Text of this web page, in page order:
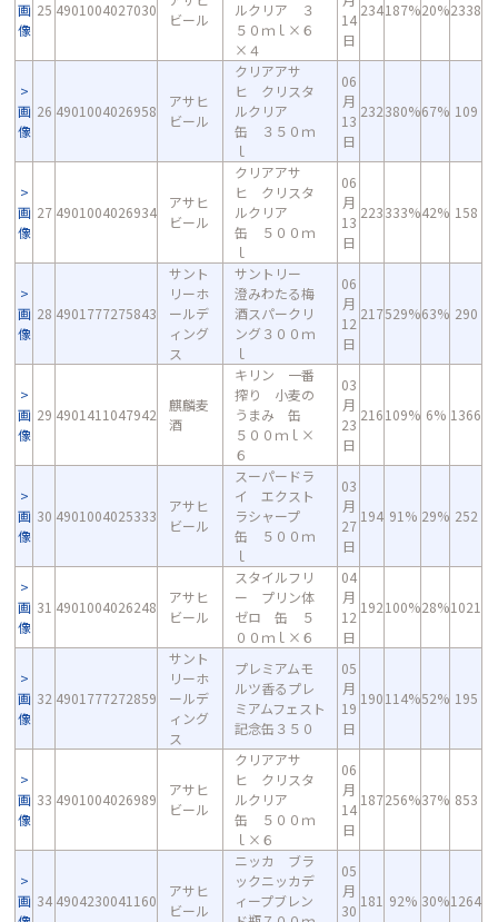
画
像
25 4901004027030
ビール
ルクリア ３
５０ｍｌ×６
×４
14
日
234187%20%2338
画
像
26 4901004026958
アサヒ
ビール
クリアアサ
ヒ クリスタ
ルクリア
缶 ３５０ｍ
ｌ
06
月
13
日
232380%67% 109
画
像
27 4901004026934
アサヒ
ビール
クリアアサ
ヒ クリスタ
ルクリア
缶 ５００ｍ
ｌ
06
月
13
日
223333%42% 158
画
像
28 4901777275843
サント
リーホ
ールデ
ィング
ス
サントリー
澄みわたる梅
酒スパークリ
ング３００ｍ
ｌ
06
月
12
日
217529%63% 290
画
像
29 4901411047942
麒麟麦
酒
キリン 一番
搾り 小麦の
うまみ 缶
５００ｍｌ×
６
03
月
23
日
216109% 6% 1366
画
像
30 4901004025333
アサヒ
ビール
スーパードラ
イ エクスト
ラシャープ
缶 ５００ｍ
ｌ
03
月
27
日
194 91% 29% 252
画
像
31 4901004026248
アサヒ
ビール
スタイルフリ
ー プリン体
ゼロ 缶 ５
００ｍｌ×６
04
月
12
日
192100%28%1021
画
像
32 4901777272859
サント
リーホ
ールデ
ィング
ス
プレミアムモ
ルツ香るプレ
ミアムフェスト
記念缶３５０
05
月
19
日
190114%52% 195
画
像
33 4901004026989
アサヒ
ビール
クリアアサ
ヒ クリスタ
ルクリア
缶 ５００ｍ
ｌ×６
06
月
14
日
187256%37% 853
画 34 4904230041160
アサヒ
ビール
ニッカ ブラ
ックニッカデ
ィープブレン
05
月
30
181 92% 30%1264